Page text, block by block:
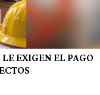
EXIGEN EL PAGO